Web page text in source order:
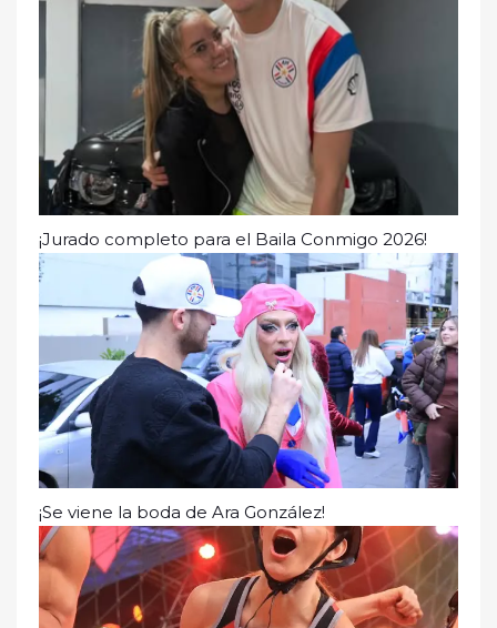
¡Jurado completo para el Baila Conmigo 2026!
¡Se viene la boda de Ara González!